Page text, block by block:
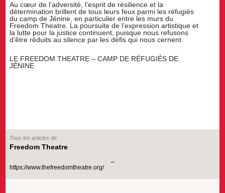
Au cœur de l’adversité, l’esprit de résilience et la
détermination brillent de tous leurs feux parmi les réfugiés
du camp de Jénine, en particulier entre les murs du
Freedom Theatre. La poursuite de l’expression artistique et
la lutte pour la justice continuent, puisque nous refusons
d’être réduits au silence par les défis qui nous cernent.
LE FREEDOM THEATRE – CAMP DE RÉFUGIÉS DE
JÉNINE
Tous les articles de
Freedom Theatre
https://www.thefreedomtheatre.org/